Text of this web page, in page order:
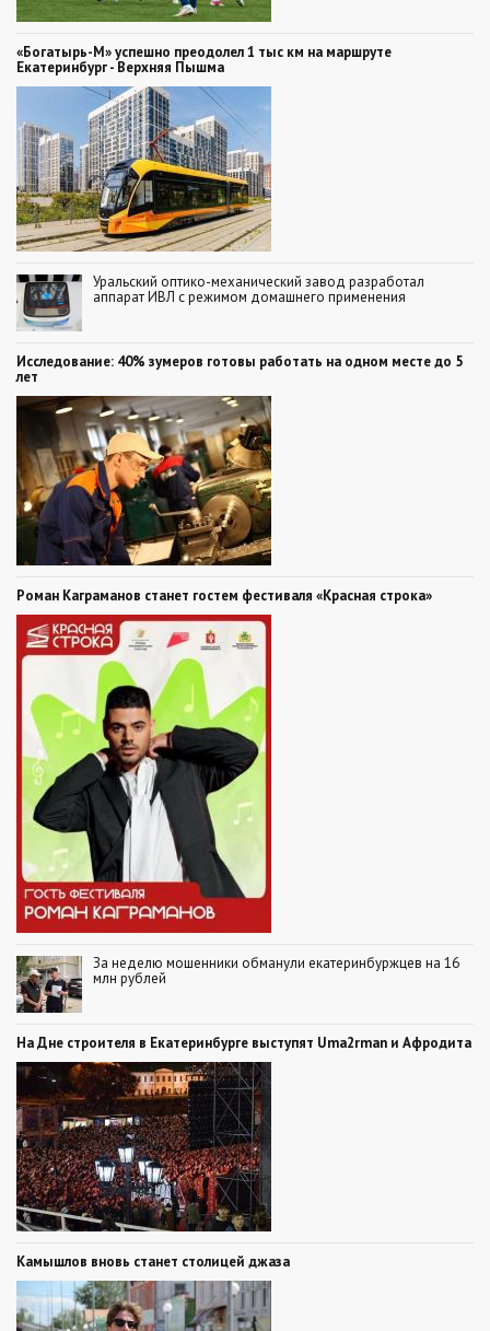
«Богатырь-М» успешно преодолел 1 тыс км на маршруте
Екатеринбург - Верхняя Пышма
Уральский оптико-механический завод разработал
аппарат ИВЛ с режимом домашнего применения
Исследование: 40% зумеров готовы работать на одном месте до 5
лет
Роман Каграманов станет гостем фестиваля «Красная строка»
За неделю мошенники обманули екатеринбуржцев на 16
млн рублей
На Дне строителя в Екатеринбурге выступят Uma2rman и Афродита
Камышлов вновь станет столицей джаза